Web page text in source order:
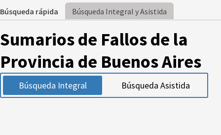
Búsqueda rápida Búsqueda Integral y Asistida
Sumarios de Fallos de la
Provincia de Buenos Aires
Búsqueda Integral Búsqueda Asistida